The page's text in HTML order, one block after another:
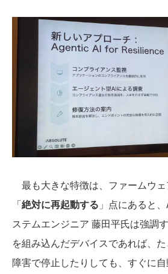
最も大きな特徴は、ファームウ
「絶対に再起動する 」点にあると
ステムエンジニア 藤田平氏は強調
を組み込んだデバイスであれば、
障害で停止したりしても、すぐに